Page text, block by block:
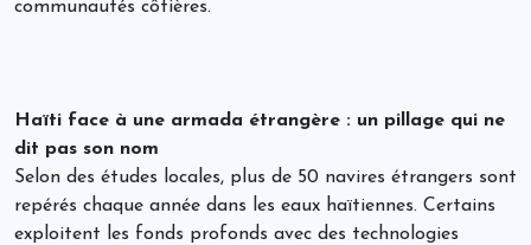
communautés côtières.
Haïti face à une armada étrangère : un pillage qui ne
dit pas son nom
Selon des études locales, plus de 50 navires étrangers sont
repérés chaque année dans les eaux haïtiennes. Certains
exploitent les fonds profonds avec des technologies